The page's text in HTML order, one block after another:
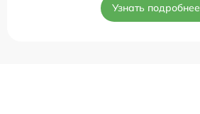
Узнать подробнее